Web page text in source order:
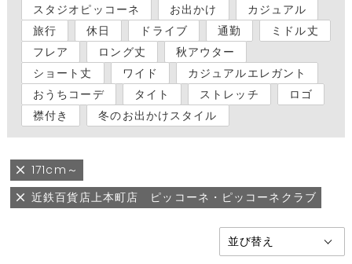
スタジオピッコーネ お出かけ
カジュアル
旅行
休日 ドライブ 通勤
ミドル丈
フレア
ロング丈
秋アウター
ショート丈
ワイド
カジュアルエレガント
おうちコーデ
タイト ストレッチ
ロゴ
襟付き
冬のお出かけスタイル
171cm～
近鉄百貨店上本町店 ピッコーネ・ピッコーネクラブ